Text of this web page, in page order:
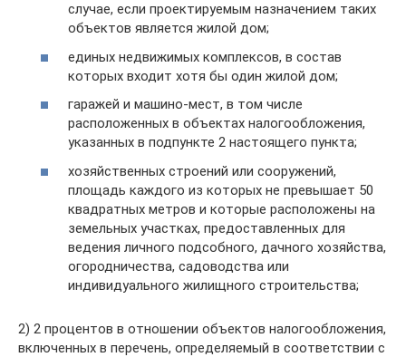
случае, если проектируемым назначением таких
объектов является жилой дом;
единых недвижимых комплексов, в состав
которых входит хотя бы один жилой дом;
гаражей и машино-мест, в том числе
расположенных в объектах налогообложения,
указанных в подпункте 2 настоящего пункта;
хозяйственных строений или сооружений,
площадь каждого из которых не превышает 50
квадратных метров и которые расположены на
земельных участках, предоставленных для
ведения личного подсобного, дачного хозяйства,
огородничества, садоводства или
индивидуального жилищного строительства;
2) 2 процентов в отношении объектов налогообложения,
включенных в перечень, определяемый в соответствии с